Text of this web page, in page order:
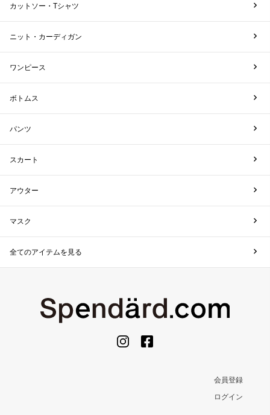
カットソー・Tシャツ
ニット・カーディガン
ワンピース
ボトムス
パンツ
スカート
アウター
マスク
全てのアイテムを見る
会員登録
ログイン